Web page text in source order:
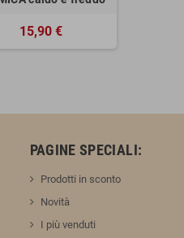
15,90 €
PAGINE SPECIALI:
Prodotti in sconto
Novità
I più venduti